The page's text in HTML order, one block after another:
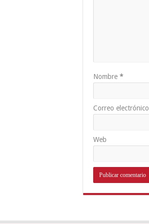
Nombre *
Correo electrónico
Web